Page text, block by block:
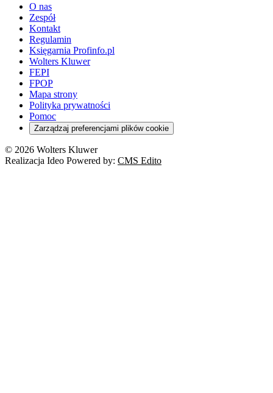
O nas
Zespół
Kontakt
Regulamin
Księgarnia Profinfo.pl
Wolters Kluwer
FEPI
FPOP
Mapa strony
Polityka prywatności
Pomoc
Zarządzaj preferencjami plików cookie
© 2026 Wolters Kluwer
Realizacja Ideo Powered by: CMS Edito